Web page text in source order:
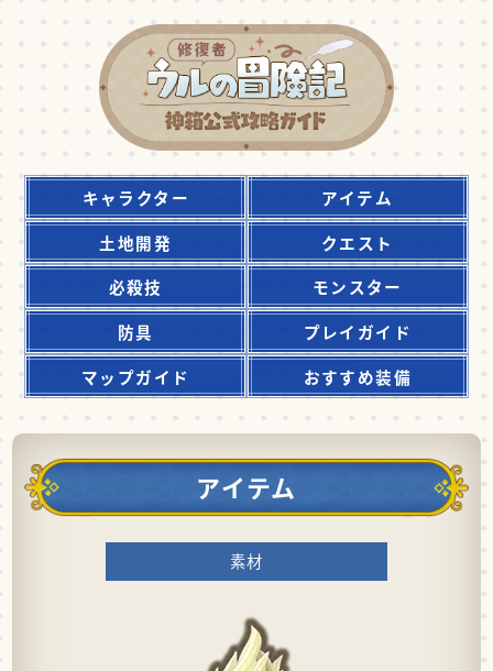
キャラクター
アイテム
土地開発
クエスト
必殺技
モンスター
防具
プレイガイド
マップガイド
おすすめ装備
アイテム
素材